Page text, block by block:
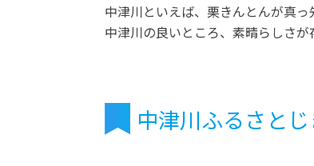
中津川といえば、栗きんとんが真
中津川の良いところ、素晴らしさが
中津川ふるさと